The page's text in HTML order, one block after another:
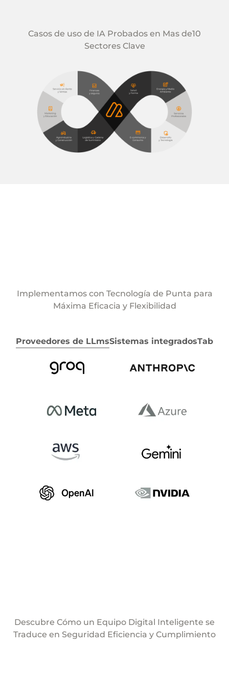
Casos de uso de IA Probados en Mas de10
Sectores Clave
Implementamos con Tecnología de Punta para
Máxima Eficacia y Flexibilidad
Proveedores de LLmsSistemas integradosTab
Descubre Cómo un Equipo Digital Inteligente se
Traduce en Seguridad Eficiencia y Cumplimiento